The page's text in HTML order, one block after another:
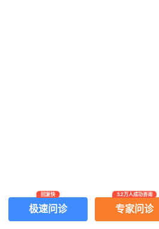
网上有害信息举报专区
Copyright ©
中华康
极速问诊
回复快
专家问诊
3.2万人成功咨询